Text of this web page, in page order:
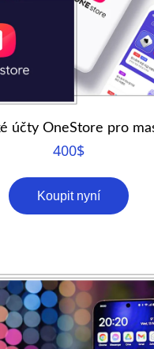
účty OneStore pro
400$
Koupit nyní